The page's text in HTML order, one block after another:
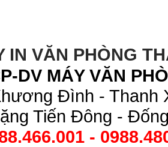
IN VĂN PHÒNG
DV MÁY VĂN
Đình - Thanh
Tiến Đông -
-